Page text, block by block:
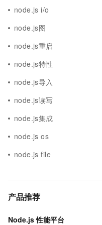
node.js i/o
node.js图
node.js重启
node.js特性
node.js导入
node.js读写
node.js集成
node.js os
node.js file
产品推荐
Node.js 性能平台